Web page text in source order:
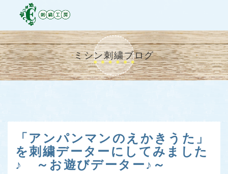
ミシン刺繍ブログ
「アンパンマンのえかきうた」
を刺繍データーにしてみました
♪ ～お遊びデーター♪～